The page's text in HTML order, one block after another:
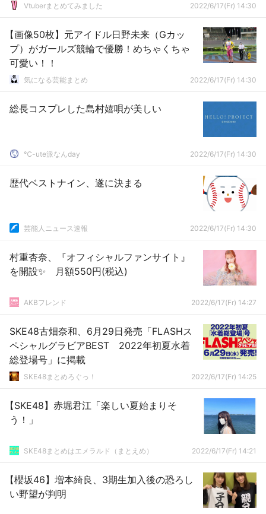
Vtuberまとめてみました 2022/6/17(Fr) 14:30
【画像50枚】元アイドル日野未来（Gカッ
プ）がガールズ競輪で優勝！めちゃくちゃ
可愛い！！
気になる芸能まとめ 2022/6/17(Fr) 14:30
総長コスプレした島村嬉唄が美しい
℃-ute派なんday 2022/6/17(Fr) 14:30
歴代ベストナイン、遂に決まる
芸能人ニュース速報 2022/6/17(Fr) 14:30
村重杏奈、『オフィシャルファンサイト』
を開設✨ 月額550円(税込)
AKBフレンド 2022/6/17(Fr) 14:27
SKE48古畑奈和、6月29日発売「FLASHス
ペシャルグラビアBEST 2022年初夏水着
総登場号」に掲載
SKE48まとめろぐっ！ 2022/6/17(Fr) 14:25
【SKE48】赤堀君江「楽しい夏始まりそ
う！」
SKE48まとめはエメラルド（まとえめ） 2022/6/17(Fr) 14:21
【櫻坂46】増本綺良、3期生加入後の恐ろし
い野望が判明